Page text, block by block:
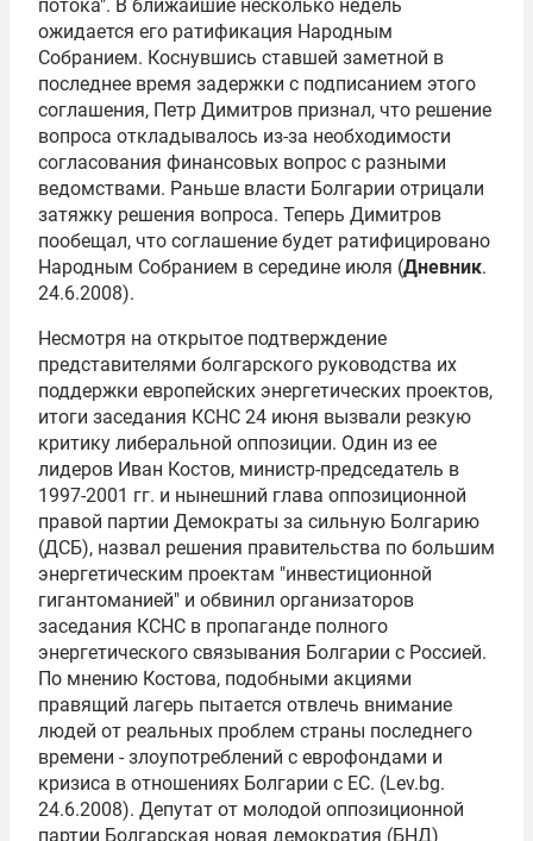
потока". В ближайшие несколько недель
ожидается его ратификация Народным
Собранием. Коснувшись ставшей заметной в
последнее время задержки с подписанием этого
соглашения, Петр Димитров признал, что решение
вопроса откладывалось из-за необходимости
согласования финансовых вопрос с разными
ведомствами. Раньше власти Болгарии отрицали
затяжку решения вопроса. Теперь Димитров
пообещал, что соглашение будет ратифицировано
Народным Собранием в середине июля (Дневник.
24.6.2008).
Несмотря на открытое подтверждение
представителями болгарского руководства их
поддержки европейских энергетических проектов,
итоги заседания КСНС 24 июня вызвали резкую
критику либеральной оппозиции. Один из ее
лидеров Иван Костов, министр-председатель в
1997-2001 гг. и нынешний глава оппозиционной
правой партии Демократы за сильную Болгарию
(ДСБ), назвал решения правительства по большим
энергетическим проектам "инвестиционной
гигантоманией" и обвинил организаторов
заседания КСНС в пропаганде полного
энергетического связывания Болгарии с Россией.
По мнению Костова, подобными акциями
правящий лагерь пытается отвлечь внимание
людей от реальных проблем страны последнего
времени - злоупотреблений с еврофондами и
кризиса в отношениях Болгарии с ЕС. (Lev.bg.
24.6.2008). Депутат от молодой оппозиционной
партии Болгарская новая демократия (БНД)